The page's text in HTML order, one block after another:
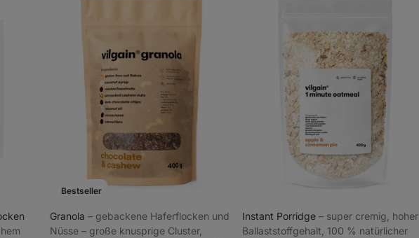
Bestseller
Granola ⁠–⁠ gebackene Haferflocken und
Nüsse – große knusprige Cluster,
Instant Porridge ⁠–⁠ super cremig, hoher
Ballaststoffgehalt, 100 % natürlicher